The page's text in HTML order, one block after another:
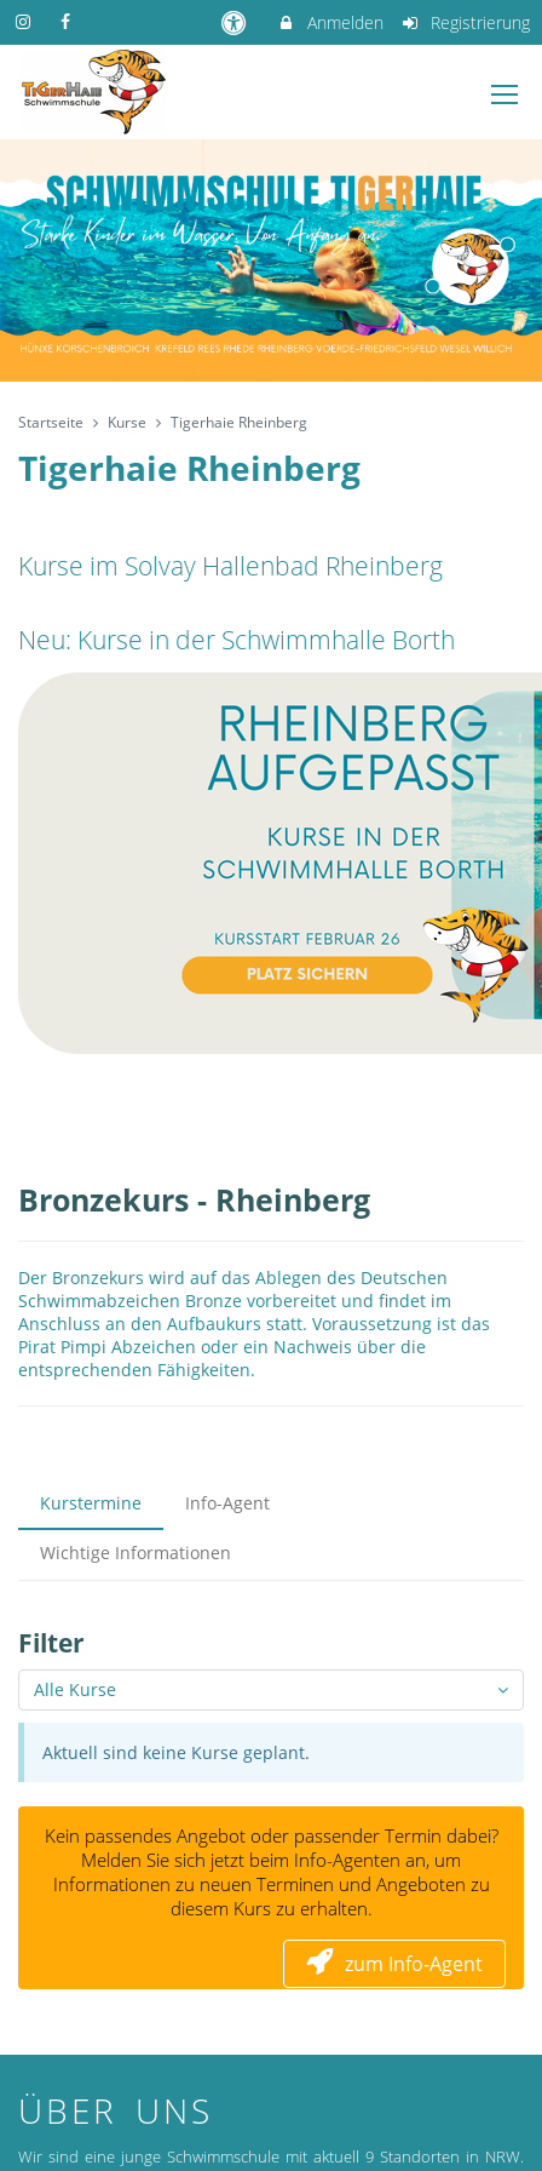
Anmelden Registrierung
Startseite Kurse Tigerhaie Rheinberg
Tigerhaie Rheinberg
Kurse im Solvay Hallenbad Rheinberg
Neu: Kurse in der Schwimmhalle Borth
Bronzekurs - Rheinberg
Der Bronzekurs wird auf das Ablegen des Deutschen
Schwimmabzeichen Bronze vorbereitet und findet im
Anschluss an den Aufbaukurs statt. Voraussetzung ist das
Pirat Pimpi Abzeichen oder ein Nachweis über die
entsprechenden Fähigkeiten.
Kurstermine Info-Agent
Wichtige Informationen
Filter
Alle Kurse
Aktuell sind keine Kurse geplant.
Kein passendes Angebot oder passender Termin dabei?
Melden Sie sich jetzt beim Info-Agenten an, um
Informationen zu neuen Terminen und Angeboten zu
diesem Kurs zu erhalten.
zum Info-Agent
ÜBER UNS
Wir sind eine junge Schwimmschule mit aktuell 9 Standorten in NRW.